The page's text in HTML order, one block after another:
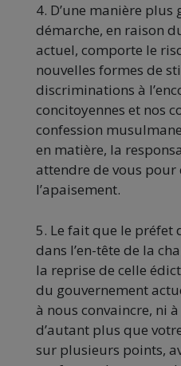
4. D’une manière plus
démarche, en raison
actuel, comporte le
nouvelles formes de
discriminations à
concitoyennes et nos
confession
en matière, la
attendre de vous pour
l’apaisement.
5. Le fait que le préfet
dans l’en-tête de la
la reprise de celle
du gouvernement
à nous convaincre, ni
d’autant plus que
sur plusieurs points,